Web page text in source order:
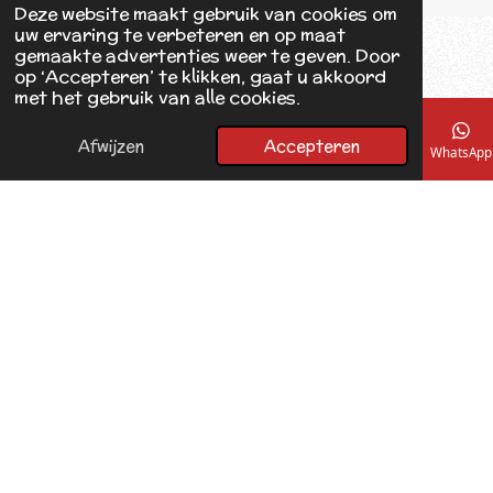
Deze website maakt gebruik van cookies om
uw ervaring te verbeteren en op maat
gemaakte advertenties weer te geven. Door
op ‘Accepteren’ te klikken, gaat u akkoord
met het gebruik van alle cookies.
Afwijzen Accepteren
b
o
o
k
E-mailadres Telefoonnummer Kaart Facebook WhatsApp